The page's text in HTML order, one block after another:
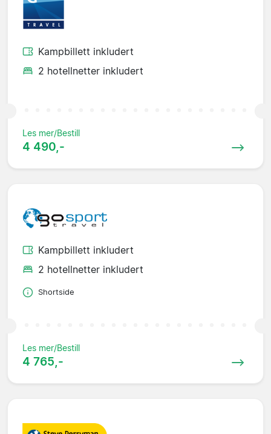
Kampbillett inkludert
2 hotellnetter inkludert
Les mer/Bestill
4 490,-
Kampbillett inkludert
2 hotellnetter inkludert
Shortside
Les mer/Bestill
4 765,-